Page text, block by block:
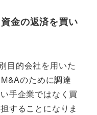
金の返済を買い
目的会社を用いた
のために調達
手企業ではなく買
することになりま